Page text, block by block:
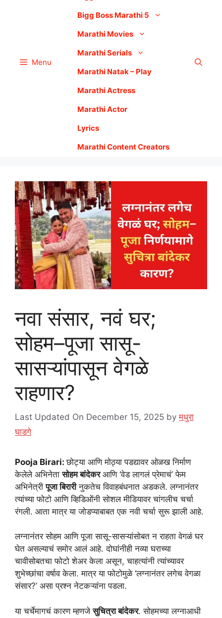
Menu
Bigg Boss Marathi 5
Marathi Movies
Marathi Serials
Marathi Natak – Play
Marathi Actress
Marathi Actor
Lyrics
Marathi Content Creators
नवा संसार, नवं घर;
सोहम–पूजा सासू-
सासऱ्यांपासून वेगळे
राहणार?
Last Updated On December 15, 2025 byमधुरा
घाडगे
Pooja Birari:छोट्या आणि मोठ्या पडद्यावर ओळख निर्माण
केलेले अभिनेतासोहम बांदेकरआणि ‘वेड लागलं प्रेमाचं’ फेम
अभिनेत्रीपूजा बिरारीनुकतेच विवाहबंधनात अडकले. लग्नानंतर
त्यांच्या फोटो आणि व्हिडिओंनी सोशल मीडियावर चांगलीच चर्चा
रंगली. आता मात्र या जोडप्याबाबत एक नवी चर्चा सुरू झाली आहे.
लग्नानंतर सोहम आणि पूजा सासू-सासऱ्यांसोबत न राहता वेगळं घर
घेत असल्याचं समोर आलं आहे. दोघांनीही नव्या घराच्या
चावीसोबतचा फोटो शेअर केला असून, चाहत्यांनी त्यांच्यावर
शुभेच्छांचा वर्षाव केला. मात्र या फोटोमुळे ‘लग्नानंतर लगेच वेगळा
संसार?’ असा प्रश्न नेटकऱ्यांना पडला.
या चर्चेमागचं कारण म्हणजेसुचित्रा बांदेकर. सोहमच्या लग्नाआधी